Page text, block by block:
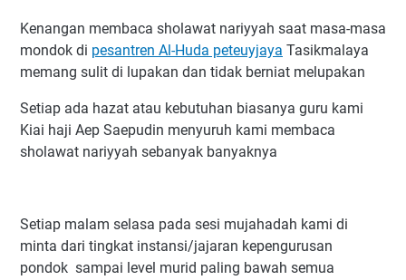
Kenangan membaca sholawat nariyyah saat masa-masa
mondok di pesantren Al-Huda peteuyjaya Tasikmalaya
memang sulit di lupakan dan tidak berniat melupakan
Setiap ada hazat atau kebutuhan biasanya guru kami
Kiai haji Aep Saepudin menyuruh kami membaca
sholawat nariyyah sebanyak banyaknya
Setiap malam selasa pada sesi mujahadah kami di
minta dari tingkat instansi/jajaran kepengurusan
pondok sampai level murid paling bawah semua